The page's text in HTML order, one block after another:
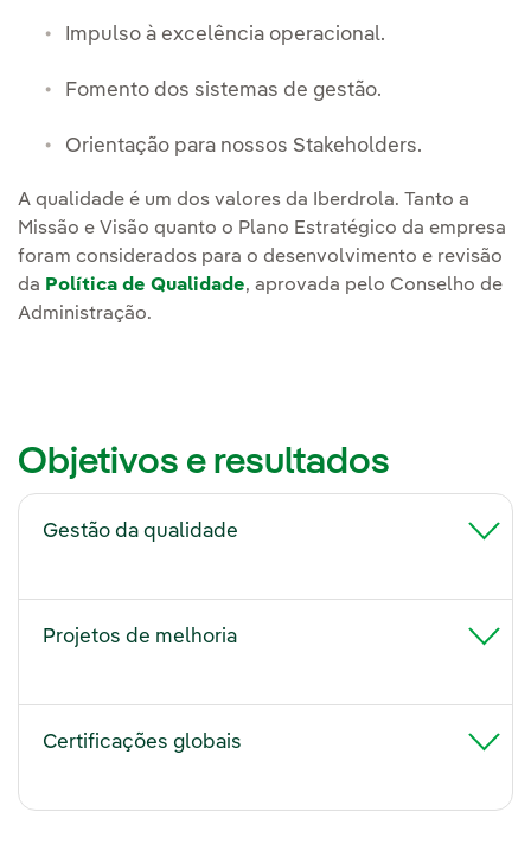
Impulso à excelência operacional.
Fomento dos sistemas de gestão.
Orientação para nossos Stakeholders.
A qualidade é um dos valores da Iberdrola. Tanto a
Missão e Visão quanto o Plano Estratégico da empresa
foram considerados para o desenvolvimento e revisão
da Política de Qualidade, aprovada pelo Conselho de
Administração.
Objetivos e resultados
Gestão da qualidade
Projetos de melhoria
Certificações globais